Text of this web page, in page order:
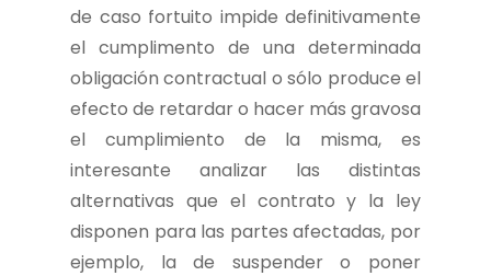
de caso fortuito impide definitivamente
el cumplimento de una determinada
obligación contractual o sólo produce el
efecto de retardar o hacer más gravosa
el cumplimiento de la misma, es
interesante analizar las distintas
alternativas que el contrato y la ley
disponen para las partes afectadas, por
ejemplo, la de suspender o poner